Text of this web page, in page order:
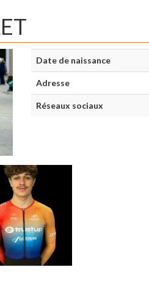
Date de naissance
Adresse
Réseaux sociaux